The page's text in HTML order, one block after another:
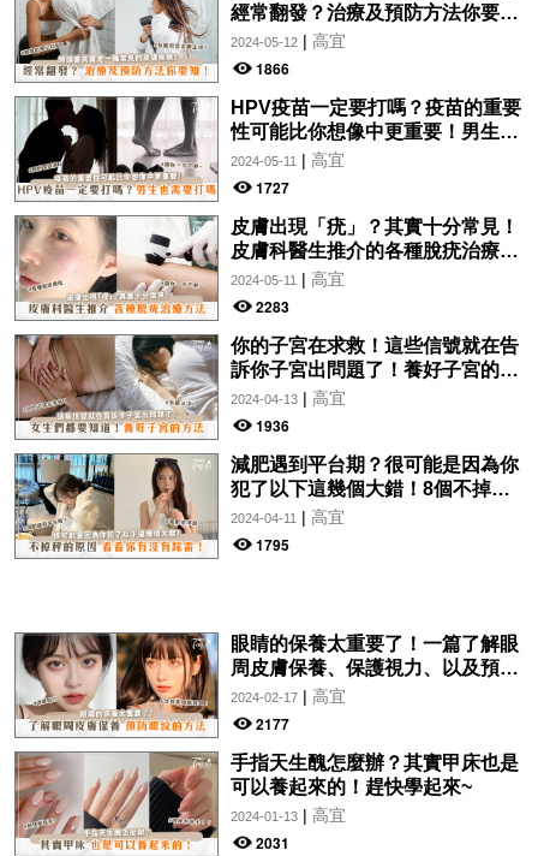
經常翻發？治療及預防方法你要
知！
2024-05-12| 高宜
1866
HPV疫苗一定要打嗎？疫苗的重要
性可能比你想像中更重要！男生也
需要打嗎？
2024-05-11 | 高宜
1727
皮膚出現「疣」？其實十分常見！
皮膚科醫生推介的各種脫疣治療方
法分析！讓你一文了解~
2024-05-11 | 高宜
2283
你的子宮在求救！這些信號就在告
訴你子宮出問題了！養好子宮的方
法，女生們都要知道！
2024-04-13| 高宜
1936
減肥遇到平台期？很可能是因為你
犯了以下這幾個大錯！8個不掉秤
的原因，看看你有沒有踩雷！
2024-04-11 | 高宜
1795
眼睛的保養太重要了！一篇了解眼
周皮膚保養、保護視力、以及預防
眼紋的方法~
2024-02-17| 高宜
2177
手指天生醜怎麼辦？其實甲床也是
可以養起來的！趕快學起來~
2024-01-13| 高宜
2031